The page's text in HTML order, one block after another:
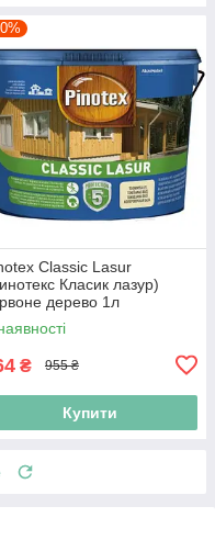
Classic Lasur
Класик лазур)
дерево 1л
₴ 955 ₴
Купити